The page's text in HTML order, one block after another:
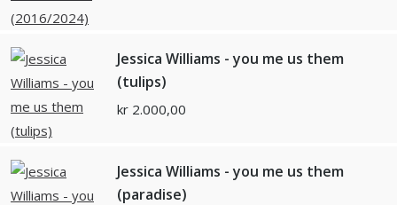
Jessica Williams - you me us them
(tulips)
kr 2.000,00
Jessica Williams - you me us them
(paradise)